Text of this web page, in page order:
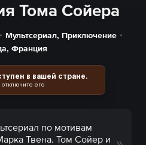
Тома Сойера
Мультсериал, Приключение
, Франция
в вашей стране.
его
по мотивам
Твена. Том Сойер и